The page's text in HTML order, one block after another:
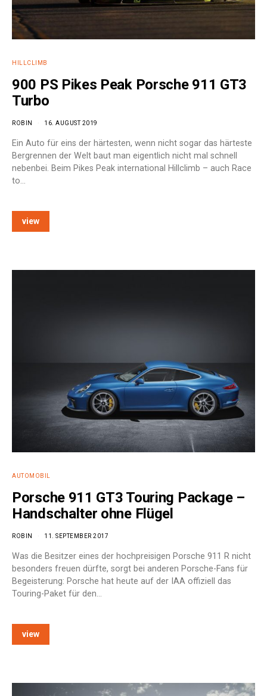
HILLCLIMB
900 PS Pikes Peak Porsche 911 GT3
Turbo
ROBIN 16. AUGUST 2019
Ein Auto für eins der härtesten, wenn nicht sogar das härteste
Bergrennen der Welt baut man eigentlich nicht mal schnell
nebenbei. Beim Pikes Peak international Hillclimb – auch Race
to…
view
AUTOMOBIL
Porsche 911 GT3 Touring Package –
Handschalter ohne Flügel
ROBIN 11. SEPTEMBER 2017
Was die Besitzer eines der hochpreisigen Porsche 911 R nicht
besonders freuen dürfte, sorgt bei anderen Porsche-Fans für
Begeisterung: Porsche hat heute auf der IAA offiziell das
Touring-Paket für den…
view